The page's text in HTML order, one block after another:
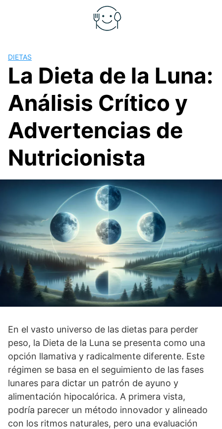
DIETAS
La Dieta de la Luna:
Análisis Crítico y
Advertencias de
Nutricionista
En el vasto universo de las dietas para perder
peso, la Dieta de la Luna se presenta como una
opción llamativa y radicalmente diferente. Este
régimen se basa en el seguimiento de las fases
lunares para dictar un patrón de ayuno y
alimentación hipocalórica. A primera vista,
podría parecer un método innovador y alineado
con los ritmos naturales, pero una evaluación